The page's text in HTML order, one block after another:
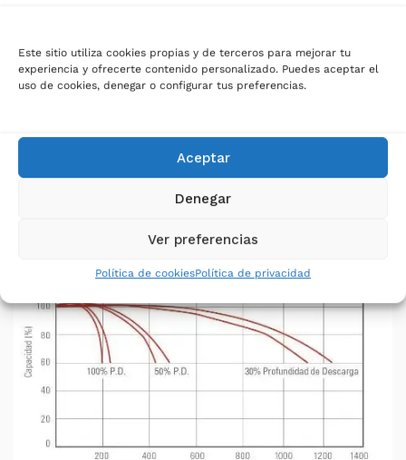
Este sitio utiliza cookies propias y de terceros para mejorar tu
experiencia y ofrecerte contenido personalizado. Puedes aceptar el
uso de cookies, denegar o configurar tus preferencias.
Aceptar
Denegar
Ver preferencias
Política de cookiesPolítica de privacidad
uso. Así pues, llegando a una profundidad de
descarga idónea del 30%, obtendremos un
aumento exponencial del número de ciclos
consideración este factor a la hora de
dimensionar el tiempo de respaldo del que se
quiera disponer y el tiempo de vida en
contraposición a la frecuencia de descarga.